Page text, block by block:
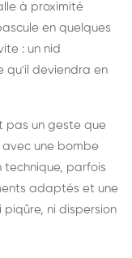
à proximité
en quelques
: un nid
qu'il deviendra en
pas un geste que
avec une bombe
technique, parfois
adaptés et une
ni dispersion